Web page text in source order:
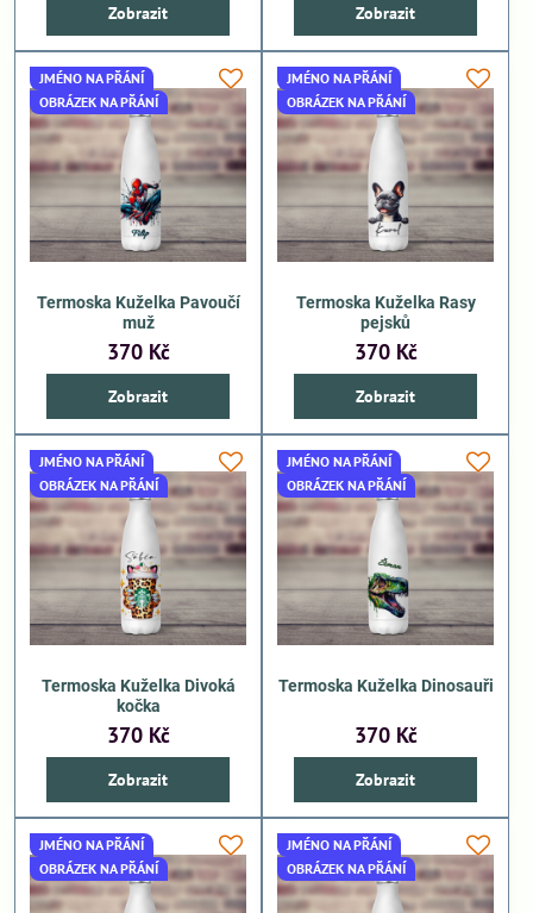
Zobrazit Zobrazit
JMÉNO NA PŘÁNÍ
OBRÁZEK NA PŘÁNÍ
Termoska Kuželka Pavoučí
muž
370 Kč
Zobrazit
JMÉNO NA PŘÁNÍ
OBRÁZEK NA PŘÁNÍ
Termoska Kuželka Rasy
pejsků
370 Kč
Zobrazit
JMÉNO NA PŘÁNÍ
OBRÁZEK NA PŘÁNÍ
Termoska Kuželka Divoká
kočka
370 Kč
Zobrazit
JMÉNO NA PŘÁNÍ
OBRÁZEK NA PŘÁNÍ
Termoska Kuželka Dinosauři
370 Kč
Zobrazit
JMÉNO NA PŘÁNÍ
OBRÁZEK NA PŘÁNÍ
JMÉNO NA PŘÁNÍ
OBRÁZEK NA PŘÁNÍ